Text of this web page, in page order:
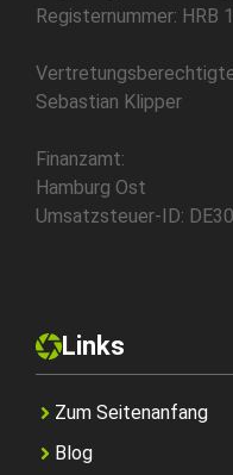
Registernummer: HRB
Sebastian Klipper
Finanzamt:
Hamburg Ost
Umsatzsteuer-ID:
Links
Zum Seitenanfang
Blog